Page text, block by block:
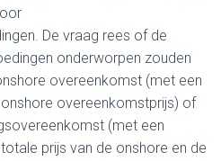
De vraag rees of de
onderworpen zouden
overeenkomst (met een
overeenkomstprijs) of
(met een
prijs van de onshore en de